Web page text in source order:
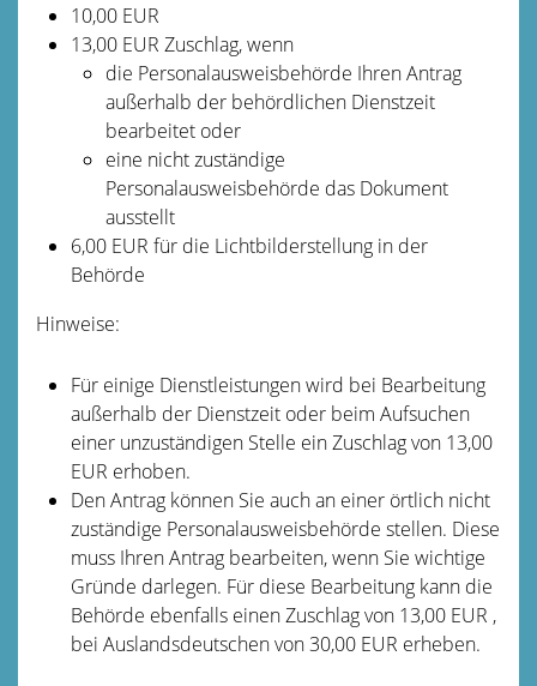
10,00 EUR
13,00 EUR Zuschlag, wenn
die Personalausweisbehörde Ihren Antrag
außerhalb der behördlichen Dienstzeit
bearbeitet oder
eine nicht zuständige
Personalausweisbehörde das Dokument
ausstellt
6,00EUR für die Lichtbilderstellung in der
Behörde
Hinweise:
Für einige Dienstleistungen wird bei Bearbeitung
außerhalb der Dienstzeit oder beim Aufsuchen
einer unzuständigen Stelle ein Zuschlag von 13,00
EUR erhoben.
Den Antrag können Sie auch an einer örtlich nicht
zuständige Personalausweisbehörde stellen. Diese
muss Ihren Antrag bearbeiten, wenn Sie wichtige
Gründe darlegen. Für diese Bearbeitung kann die
Behörde ebenfalls einen Zuschlag von 13,00 EUR ,
bei Auslandsdeutschen von 30,00 EUR erheben.